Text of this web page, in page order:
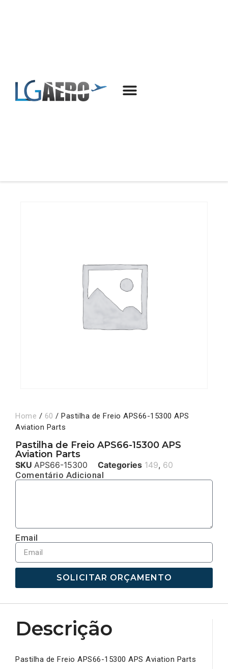
Home / 60 / Pastilha de Freio APS66-15300 APS
Aviation Parts
Pastilha de Freio APS66-15300 APS
Aviation Parts
SKU APS66-15300 Categories 149, 60
Comentário Adicional
Email
SOLICITAR ORÇAMENTO
Descrição
Pastilha de Freio APS66-15300 APS Aviation Parts